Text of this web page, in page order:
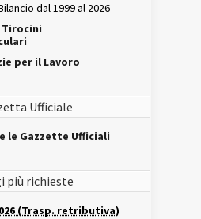
dal 1999 al 2026
Tirocini
per il Lavoro
Ufficiale
le Gazzette Ufficiali
più richieste
(Trasp. retributiva)